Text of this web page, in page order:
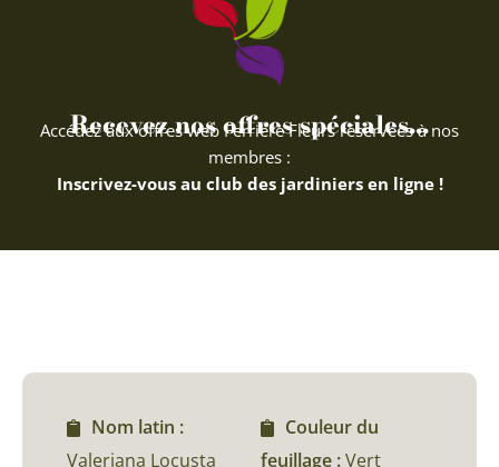
Recevez nos offres spéciales...
Accédez aux offres web Ferriere Fleurs réservées à nos
membres :
Inscrivez-vous au club des jardiniers en ligne !
Nom latin :
Valeriana Locusta
Couleur du
feuillage :Vert